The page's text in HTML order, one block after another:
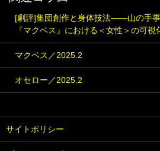
[劇評]集団創作と身体技法――山の手事
『マクベス』における＜女性＞の可視
マクベス／2025.2
オセロー／2025.2
サイトポリシー